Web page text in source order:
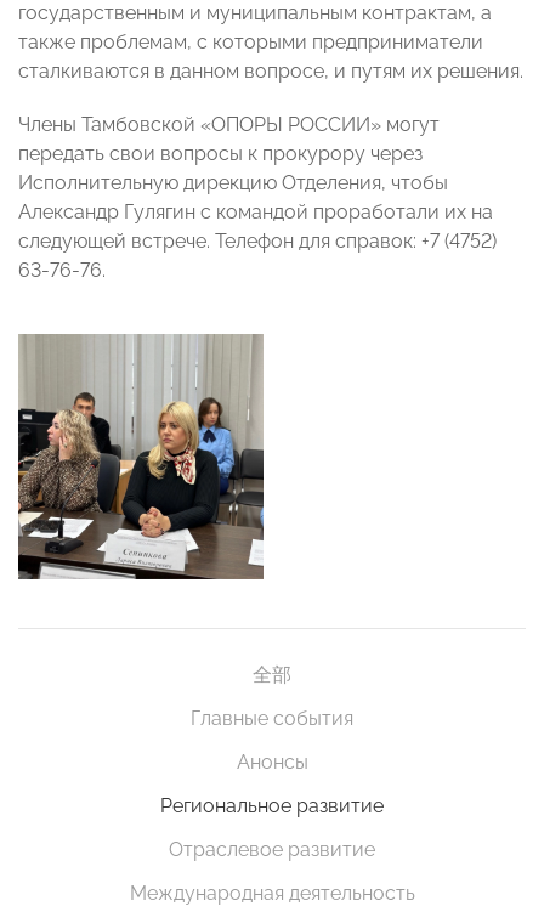
государственным и муниципальным контрактам, а
также проблемам, с которыми предприниматели
сталкиваются в данном вопросе, и путям их решения.
Члены Тамбовской «ОПОРЫ РОССИИ» могут
передать свои вопросы к прокурору через
Исполнительную дирекцию Отделения, чтобы
Александр Гулягин с командой проработали их на
следующей встрече. Телефон для справок: +7 (4752)
63-76-76.
全部
Главные события
Анонсы
Региональное развитие
Отраслевое развитие
Международная деятельность